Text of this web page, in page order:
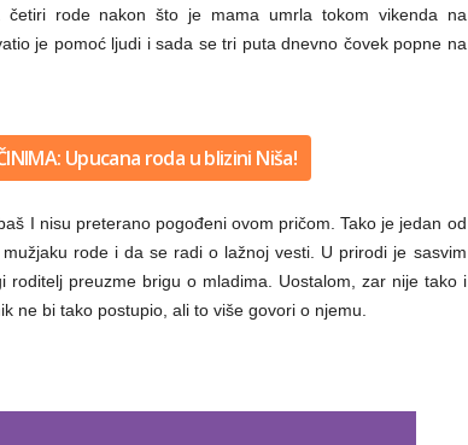
rode nakon što je mama umrla tokom vikenda na
je pomoć ljudi i sada se tri puta dnevno čovek popne na
Upucana roda u blizini Niša!
I nisu preterano pogođeni ovom pričom. Tako je jedan od
rode i da se radi o lažnoj vesti. U prirodi je sasvim
roditelj preuzme brigu o mladima. Uostalom, zar nije tako i
ne bi tako postupio, ali to više govori o njemu.